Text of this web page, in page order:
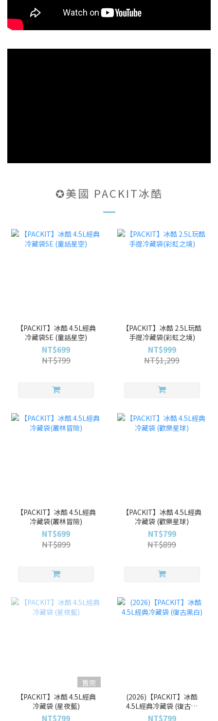
✪美國 PACKIT冰酷
【PACKIT】冰酷 4.5L經典
冷藏袋SE (童話星空)
NT$699
NT$799
【PACKIT】冰酷 2.5L玩酷
手提冷藏袋(彩虹之境)
NT$999
NT$1,299
【PACKIT】冰酷 4.5L經典
冷藏袋(叢林冒險)
NT$699
NT$899
【PACKIT】冰酷 4.5L經典
冷藏袋 (歡樂星球)
NT$799
NT$899
售完
【PACKIT】冰酷 4.5L經典
冷藏袋 (星夜藍)
NT$799
(2026)【PACKIT】冰酷
4.5L經典冷藏袋 (復古黑
白)
NT$799